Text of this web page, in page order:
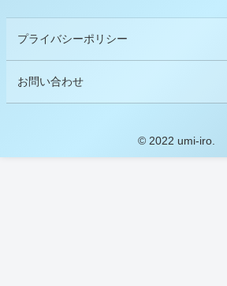
プライバシーポリシー
お問い合わせ
© 2022 umi-iro.